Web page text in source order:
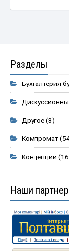
Разделы
Бухгалтерия
Другое(3)
Компромат
Концепции
Наши